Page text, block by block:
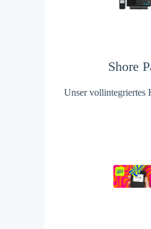
Shore
Unser vollintegriertes